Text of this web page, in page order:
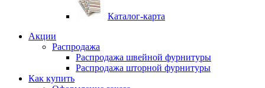
Каталог-карта
Акции
Распродажа
Распродажа швейной фурнитуры
Распродажа шторной фурнитуры
Как купить